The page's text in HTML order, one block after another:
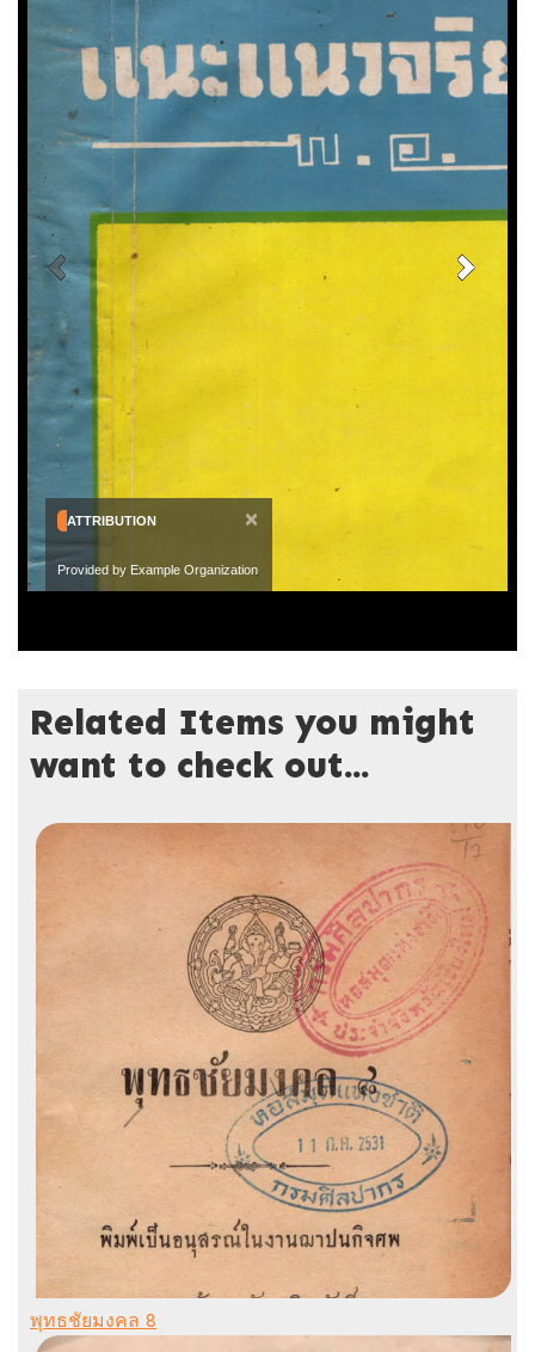
ATTRIBUTION ×
Provided by Example Organization
Related Items you might
want to check out...
พุทธชัยมงคล 8